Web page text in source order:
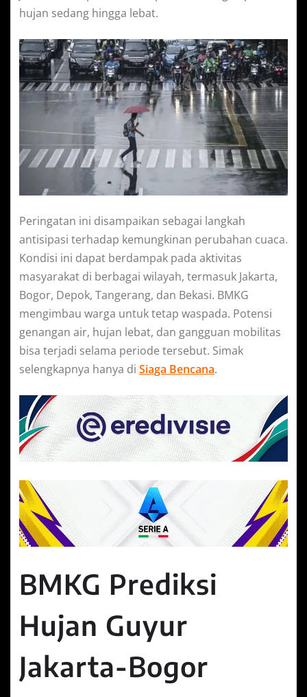
o
o
k
A
p
p
g
r
a
m
e
r
g
e
r
hujan sedang hingga lebat.
Peringatan ini disampaikan sebagai langkah
antisipasi terhadap kemungkinan perubahan cuaca.
Kondisi ini dapat berdampak pada aktivitas
masyarakat di berbagai wilayah, termasuk Jakarta,
Bogor, Depok, Tangerang, dan Bekasi. BMKG
mengimbau warga untuk tetap waspada. Potensi
genangan air, hujan lebat, dan gangguan mobilitas
bisa terjadi selama periode tersebut. Simak
selengkapnya hanya di Siaga Bencana.
BMKG Prediksi
Hujan Guyur
Jakarta-Bogor